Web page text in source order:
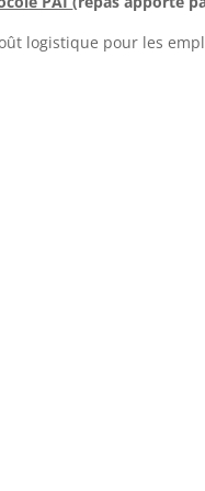
logistique pour les